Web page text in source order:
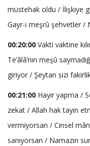
müstehak oldu / İlişkiye
Gayr-i meşrû şehvetler /
00:20:00 Vakti vaktine
Te’âlâ’nın meşû
giriyor / Şeytan sizi
00:21:00 Hayır yapma /
zekat / Allah hak tayin
vermiyorsan / Cinsel
sanıyorsan / Namazın